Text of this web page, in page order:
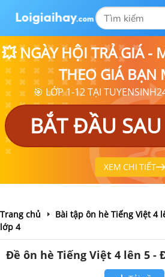
💥 NGÀY HỘI TRẢ GIÁ -
THEO GIÁ BẠN
🎯 LỚP 1-12 TẠI
BẮT ĐẦU
XEM CHI TIẾT
Trang chủ
Bài tập ôn hè Tiếng Việt 4
lớp 4
Đề ôn hè Tiếng Việt 4 lên 5 -